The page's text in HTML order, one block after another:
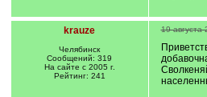
krauze
Челябинск
Сообщений: 319
На сайте с 2005 г.
Рейтинг: 241
19 августа